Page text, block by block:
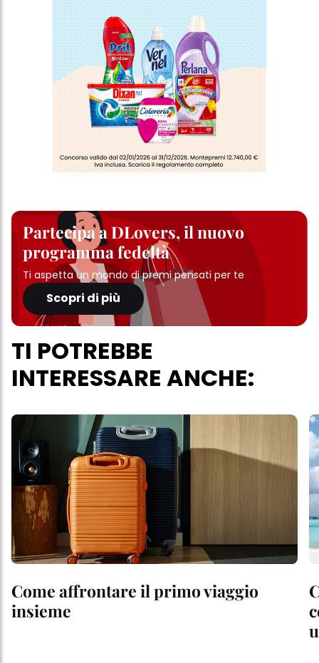
Partecipa a DLovers, il nuovo
programma fedeltà
Ti aspetta un mondo di premi pensati per te
Scopri di più
TI POTREBBE
INTERESSARE ANCHE:
Come affrontare il primo viaggio
insieme